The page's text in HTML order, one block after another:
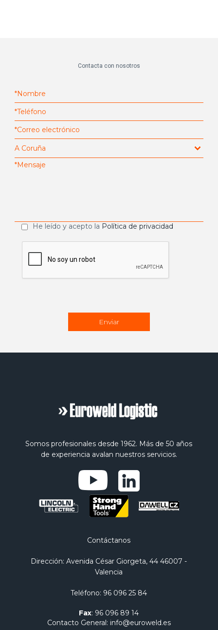
Contacta con nosotros
He leído y acepto la Política de privacidad
Somos profesionales desde 1962. Más de 50 años
de experiencia avalan nuestros servicios.
Contáctanos
Dirección: Avenida César Giorgeta, 44 46007 -
Valencia
Teléfono: 96 096 25 84
Fax: 96 096 89 14
Contacto General: info@euroweld.es